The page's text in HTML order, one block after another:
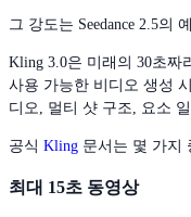
그 강도는 Seedance 2.5의
Kling 3.0은 미래의 30초짜
사용 가능한 비디오 생성
디오, 멀티 샷 구조, 요소
공식 Kling 문서는 몇 가지
최대 15초 동영상